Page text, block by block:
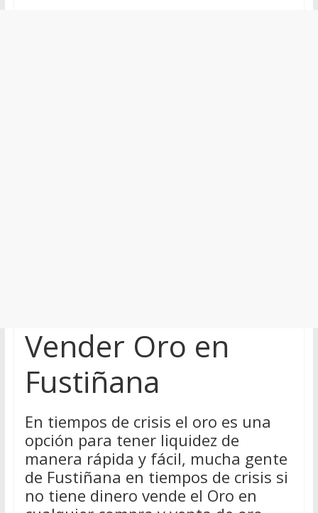
Vender Oro en
Fustiñana
En tiempos de crisis el oro es una
opción para tener liquidez de
manera rápida y fácil, mucha gente
de Fustiñana en tiempos de crisis si
no tiene dinero vende el Oro en